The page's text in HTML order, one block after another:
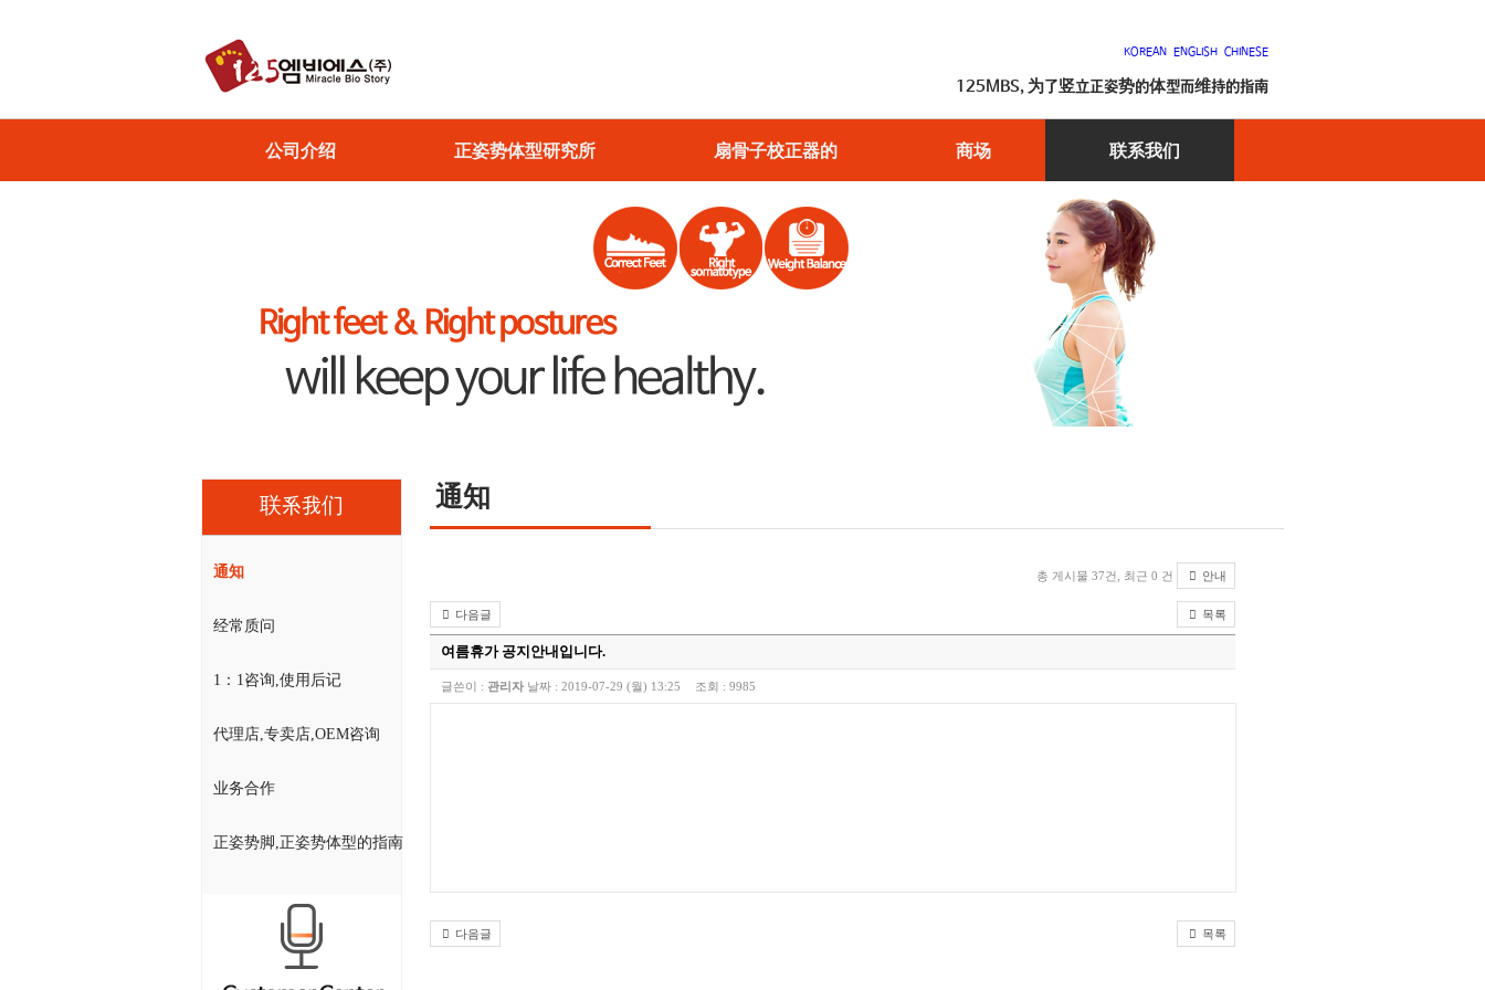
KOREAN ENGLISH CHINESE
125MBS, 为了竖立正姿势的体型而维持的指南
公司介绍 正姿势体型研究所 扇骨子校正器的 商场 联系我们
联系我们
通知
经常质问
1：1咨询,使用后记
代理店,专卖店,OEM咨询
业务合作
正姿势脚,正姿势体型的指南
通知
총 게시물 37건, 최근 0 건 안내
다음글 목록
여름휴가 공지안내입니다.
글쓴이 : 관리자 날짜 : 2019-07-29 (월) 13:25 조회 : 9985
다음글 목록